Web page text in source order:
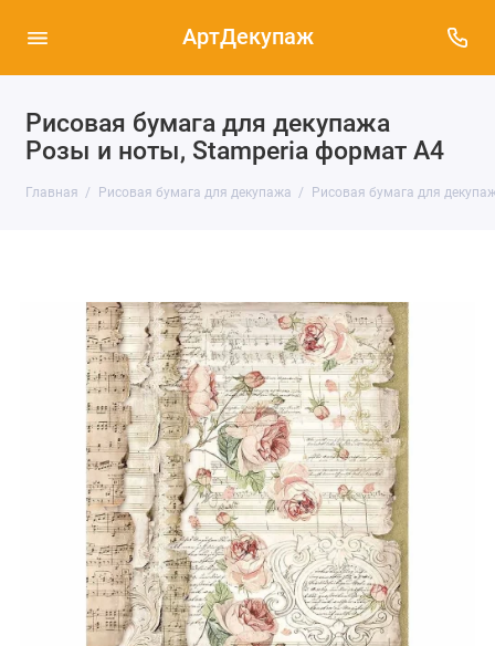
АртДекупаж
Рисовая бумага для декупажа
Розы и ноты, Stamperia формат А4
Главная Рисовая бумага для декупажа Рисовая бумага для